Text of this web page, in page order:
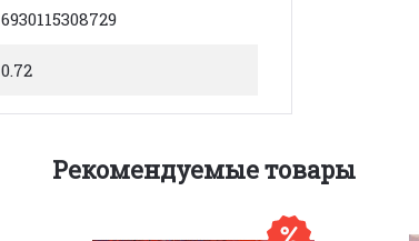
6930115308729
0.72
Рекомендуемые товары